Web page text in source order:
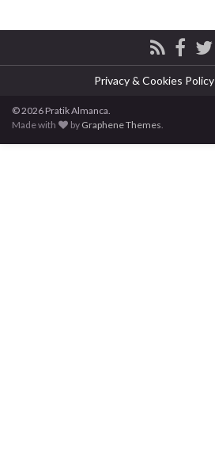
Privacy & Cookies Policy
© 2026 Pratik Almanca.
Made with
by Graphene Themes.